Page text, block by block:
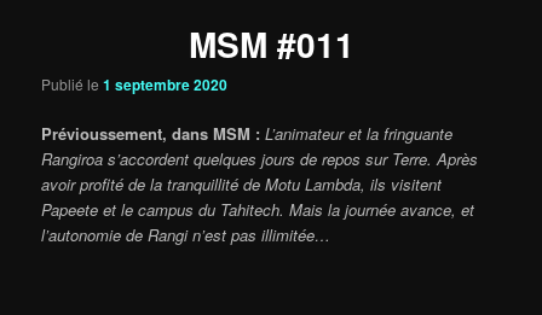
MSM #011
Publié le1 septembre 2020
Prévioussement, dans MSM :L’animateur et la fringuante
Rangiroa s’accordent quelques jours de repos sur Terre. Après
avoir profité de la tranquillité de Motu Lambda, ils visitent
Papeete et le campus du Tahitech. Mais la journée avance, et
l’autonomie de Rangi n’est pas illimitée…